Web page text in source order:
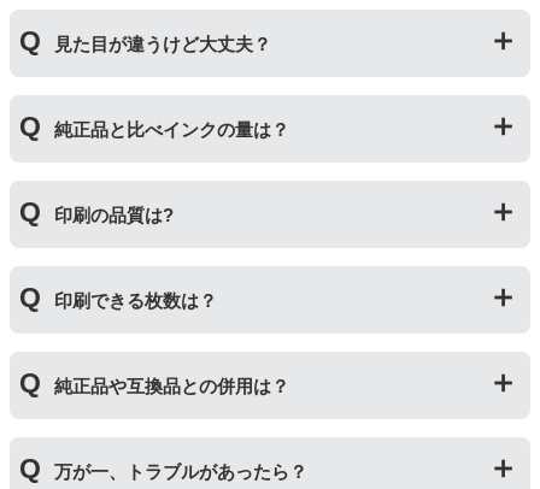
いる互換品です。サードパーティ製や社外品などとも言
われます。開発コストが低いため純正品よりも安価でご
見た目が違うけど大丈夫？
いる互換品です。プリンターに適合するように作られて
いますが、一部特許回避を目的に形状をあえて変更して
ご安心ください。
純正品と比べインクの量は？
インク量が入っており、純正インクと同等量の印刷がで
きます。（インクが純正品より多く入っていても、必ず
ん。）
印刷の品質は?
の順です。
したブログ記事がございますのでよろしければご覧くだ
純正インク・互換インク・詰め替えインクの違い【まと
め】
印刷できる枚数は？
インク量が入っており、純正インクと同等量の印刷がで
きます。（インクが純正品より多く入っていても、必ず
ん。）印刷枚数についてはご使用環境により大きく左右
純正品や互換品との併用は？
併用してご使用いただけます。（例：よく使うブラック
万が一、トラブルがあったら？